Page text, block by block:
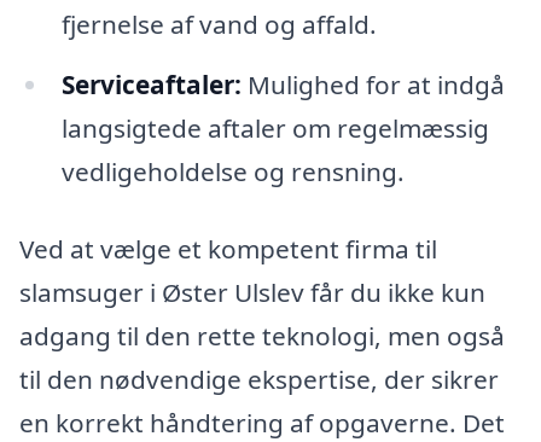
fjernelse af vand og affald.
Serviceaftaler: Mulighed for at indgå
langsigtede aftaler om regelmæssig
vedligeholdelse og rensning.
Ved at vælge et kompetent firma til
slamsuger i Øster Ulslev får du ikke kun
adgang til den rette teknologi, men også
til den nødvendige ekspertise, der sikrer
en korrekt håndtering af opgaverne. Det